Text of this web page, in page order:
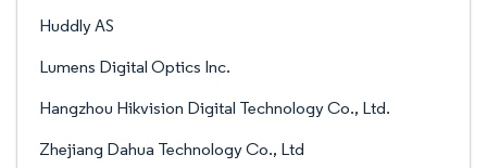
Huddly AS
Lumens Digital Optics Inc.
Hangzhou Hikvision Digital Technology Co., Ltd.
Zhejiang Dahua Technology Co., Ltd